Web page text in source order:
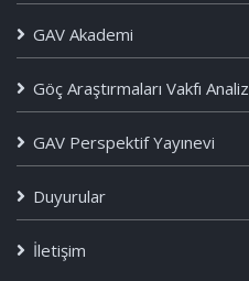
GAV Akademi
Göç Araştırmaları Vakfı Analiz
GAV Perspektif Yayınevi
Duyurular
İletişim